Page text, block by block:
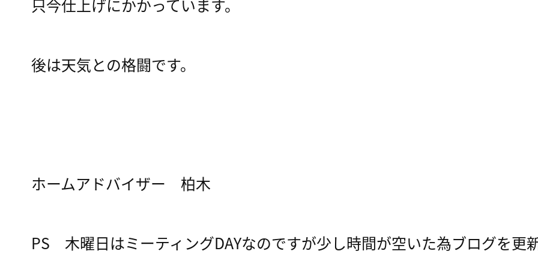
只今仕上げにかかっています。
後は天気との格闘です。
ホームアドバイザー 柏木
PS 木曜日はミーティングDAYなのですが少し時間が空いた為ブログを更新